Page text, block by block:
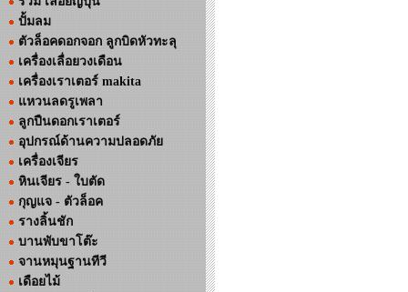
ปั้มลม
ตัวล็อคดอกจอก ลูกบิดหัวทะลุ
เครื่องเลื่อยวงเดือน
เครื่องเราเตอร์ makita
แหวนลดรูเพลา
ลูกปืนดอกเราเตอร์
อุปกรณ์ด้านความปลอดภัย
เครื่องเจียร
หินเจียร - ใบตัด
กุญแจ - ตัวล็อค
รางลิ้นชัก
บานพับขาโต๊ะ
จานหมุนฐานทีวี
เดือยไม้